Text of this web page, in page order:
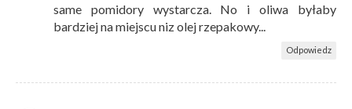
same pomidory wystarcza. No i oliwa byłaby
bardziej na miejscu niz olej rzepakowy...
Odpowiedz